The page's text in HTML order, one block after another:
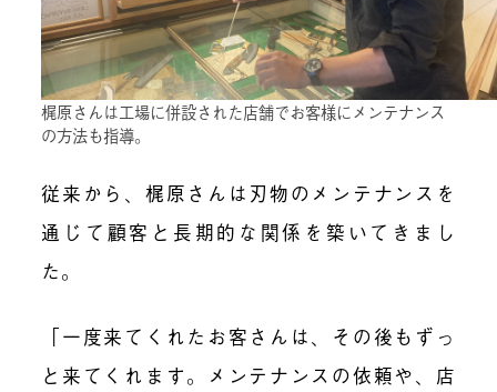
梶原さんは工場に併設された店舗でお客様にメンテナンス
の方法も指導。
従来から、梶原さんは刃物のメンテナンスを
通じて顧客と長期的な関係を築いてきまし
た。
「一度来てくれたお客さんは、その後もずっ
と来てくれます。メンテナンスの依頼や、店